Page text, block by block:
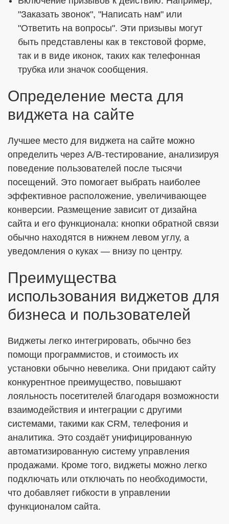
"Заказать звонок", "Написать нам" или
"Ответить на вопросы". Эти призывы могут
быть представлены как в текстовой форме,
так и в виде иконок, таких как телефонная
трубка или значок сообщения.
Определение места для
виджета на сайте
Лучшее место для виджета на сайте можно
определить через A/B-тестирование, анализируя
поведение пользователей после тысячи
посещений. Это помогает выбрать наиболее
эффективное расположение, увеличивающее
конверсии. Размещение зависит от дизайна
сайта и его функционала: кнопки обратной связи
обычно находятся в нижнем левом углу, а
уведомления о куках — внизу по центру.
Преимущества
использования виджетов для
бизнеса и пользователей
Виджеты легко интегрировать, обычно без
помощи программистов, и стоимость их
установки обычно невелика. Они придают сайту
конкурентное преимущество, повышают
лояльность посетителей благодаря возможности
взаимодействия и интеграции с другими
системами, такими как CRM, телефония и
аналитика. Это создаёт унифицированную
автоматизированную систему управления
продажами. Кроме того, виджеты можно легко
подключать или отключать по необходимости,
что добавляет гибкости в управлении
функционалом сайта.